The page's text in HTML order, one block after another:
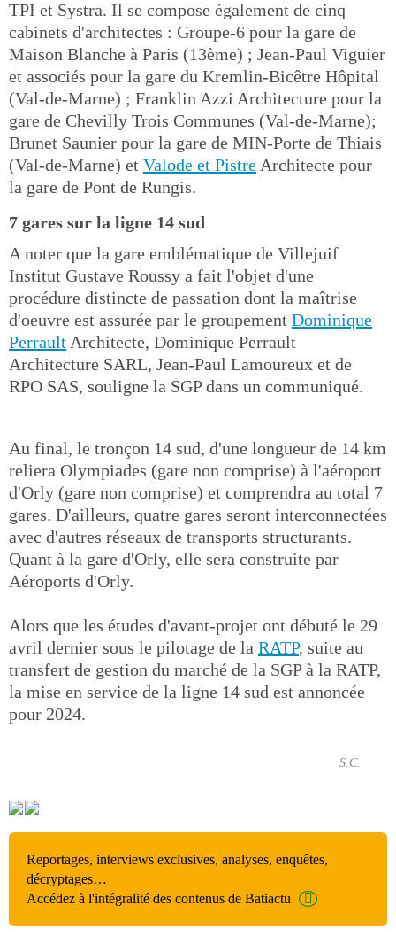
TPI et Systra. Il se compose également de cinq
cabinets d'architectes : Groupe-6 pour la gare de
Maison Blanche à Paris (13ème) ; Jean-Paul Viguier
et associés pour la gare du Kremlin-Bicêtre Hôpital
(Val-de-Marne) ; Franklin Azzi Architecture pour la
gare de Chevilly Trois Communes (Val-de-Marne);
Brunet Saunier pour la gare de MIN-Porte de Thiais
(Val-de-Marne) et Valode et Pistre Architecte pour
la gare de Pont de Rungis.
7 gares sur la ligne 14 sud
A noter que la gare emblématique de Villejuif
Institut Gustave Roussy a fait l'objet d'une
procédure distincte de passation dont la maîtrise
d'oeuvre est assurée par le groupement Dominique
Perrault Architecte, Dominique Perrault
Architecture SARL, Jean-Paul Lamoureux et de
RPO SAS, souligne la SGP dans un communiqué.
Au final, le tronçon 14 sud, d'une longueur de 14 km
reliera Olympiades (gare non comprise) à l'aéroport
d'Orly (gare non comprise) et comprendra au total 7
gares. D'ailleurs, quatre gares seront interconnectées
avec d'autres réseaux de transports structurants.
Quant à la gare d'Orly, elle sera construite par
Aéroports d'Orly.
Alors que les études d'avant-projet ont débuté le 29
avril dernier sous le pilotage de la RATP, suite au
transfert de gestion du marché de la SGP à la RATP,
la mise en service de la ligne 14 sud est annoncée
pour 2024.
S.C.
Reportages, interviews exclusives, analyses, enquêtes,
décryptages…
Accédez à l'intégralité des contenus de Batiactu